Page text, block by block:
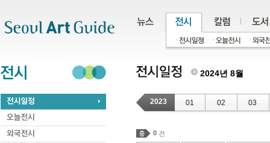
2024년 8월
2023 01 02 03
0 건